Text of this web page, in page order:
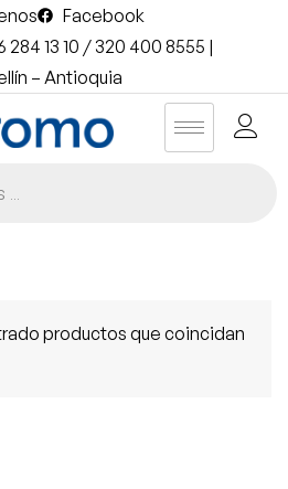
Facebook
13 10 / 320 400 8555 |
– Antioquia
productos que coincidan